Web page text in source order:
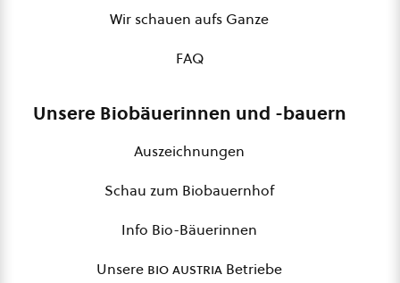
Wir schauen aufs Ganze
FAQ
Unsere Biobäuerinnen und -bauern
Auszeichnungen
Schau zum Biobauernhof
Info Bio-Bäuerinnen
Unsere bio austria Betriebe